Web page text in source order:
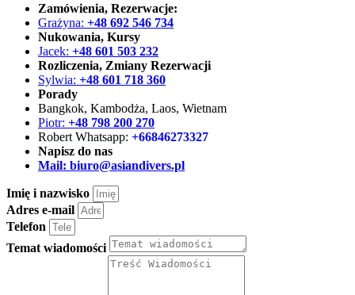
Zamówienia, Rezerwacje:
Grażyna: +48 692 546 734
Nukowania, Kursy
Jacek: +48 601 503 232
Rozliczenia, Zmiany Rezerwacji
Sylwia: +48 601 718 360
Porady
Bangkok, Kambodża, Laos, Wietnam
Piotr: +48 798 200 270
Robert Whatsapp: +66846273327
Napisz do nas
Mail: biuro@asiandivers.pl
Imię i nazwisko
Adres e-mail
Telefon
Temat wiadomości